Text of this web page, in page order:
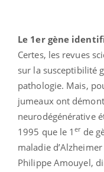
Le 1er gène
Certes, les revues
sur la susceptibilité
pathologie. Mais,
jumeaux ont
neurodégénérative
1995 que le 1erde
maladie
Philippe Amouyel,